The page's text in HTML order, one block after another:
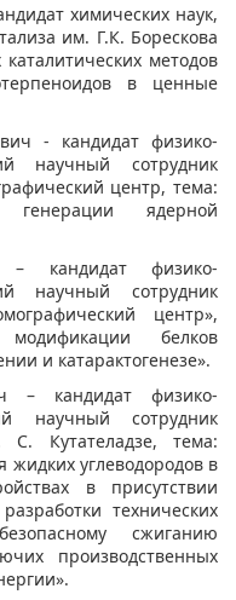
химических наук,
им. Г.К. Борескова
методов
в ценные
- кандидат физико-
научный сотрудник
центр, тема:
генерации ядерной
кандидат физико-
научный сотрудник
центр»,
белков
и катарактогенезе».
– кандидат физико-
научный сотрудник
Кутателадзе, тема:
жидких углеводородов в
в присутствии
технических
сжиганию
производственных